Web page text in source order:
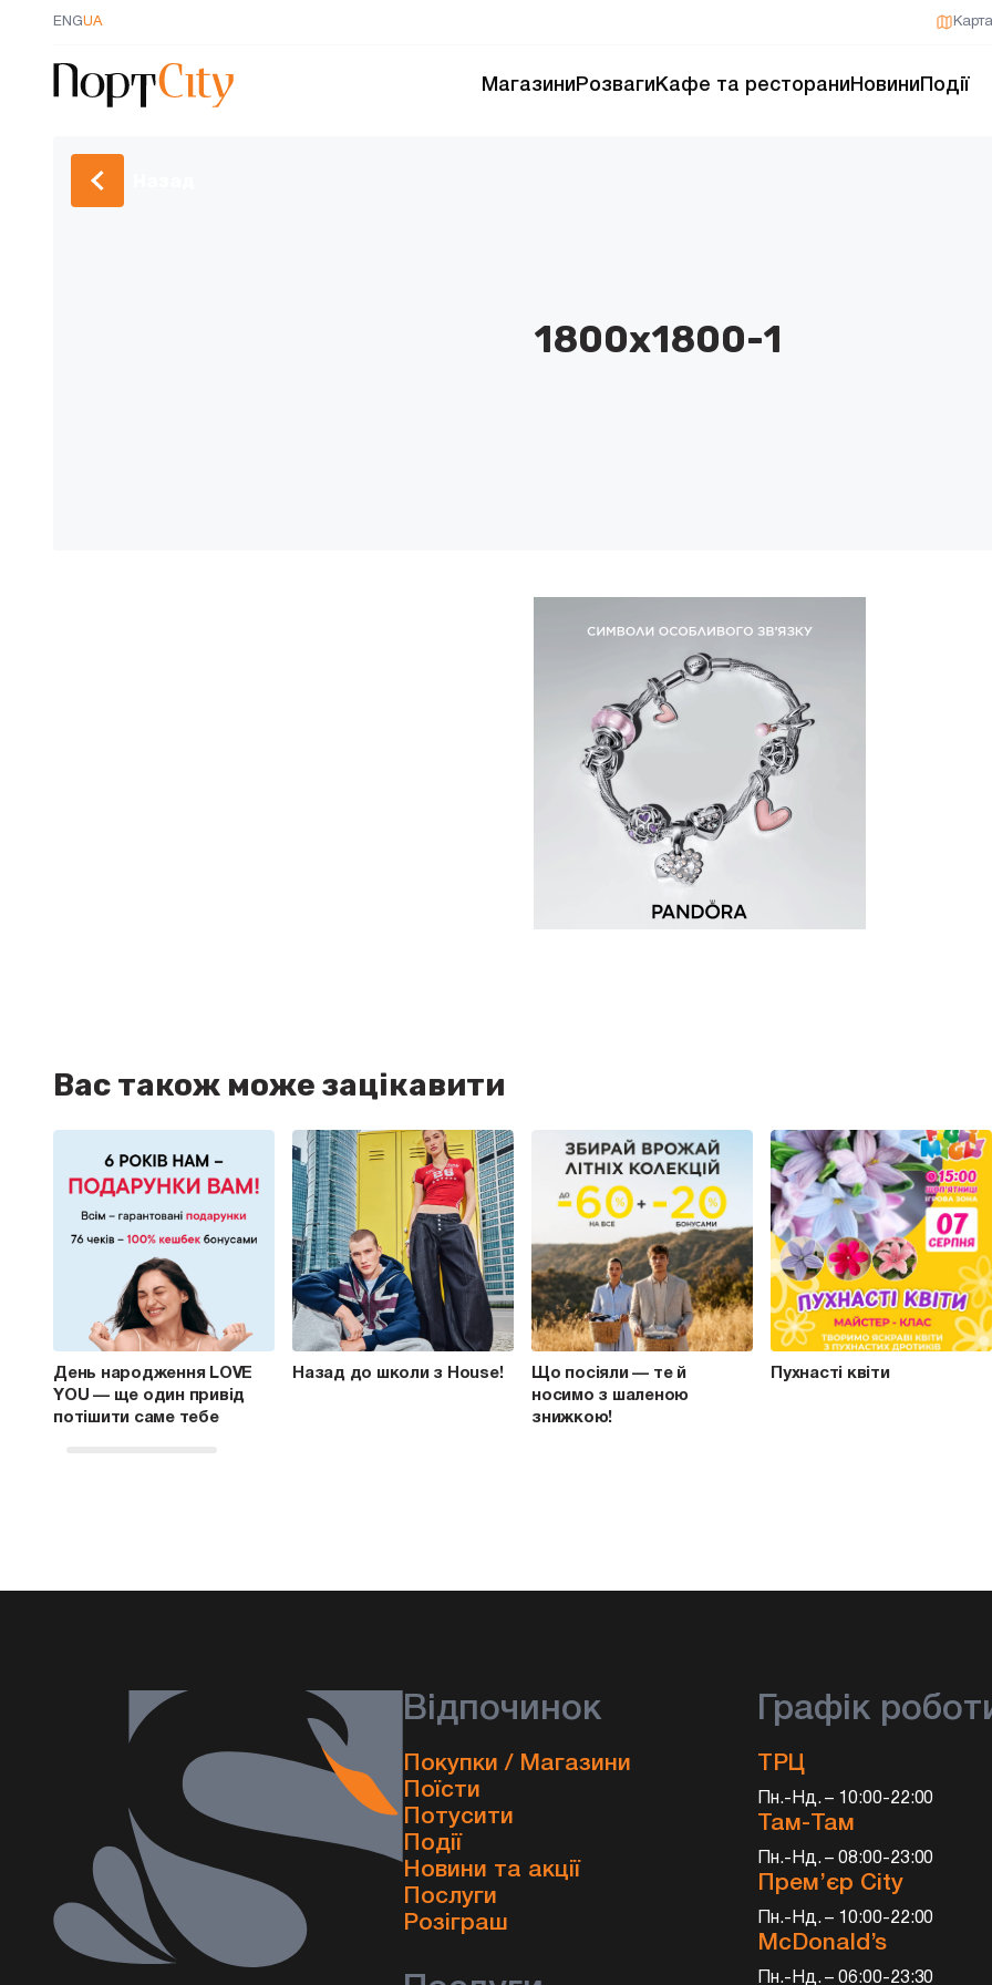
ENGUA
Магазини Розваги Кафе та ресторани Новини Події
1800х1800-1
Вас також може зацікавити
День народження LOVE
YOU — ще один привід
потішити саме тебе
Назад до школи з House!
Що посіяли — те й
носимо з шаленою
знижкою!
Пухнасті квіти
Відпочинок
Покупки / Магазини
Поїсти
Потусити
Події
Новини та акції
Послуги
Розіграш
Графік
ТРЦ
Пн.-Нд. – 10:00-22:00
Там-Там
Пн.-Нд. – 08:00-23:00
Прем’єр City
Пн.-Нд. – 10:00-22:00
McDonald’s
Пн.-Нд. – 06:00-23:30